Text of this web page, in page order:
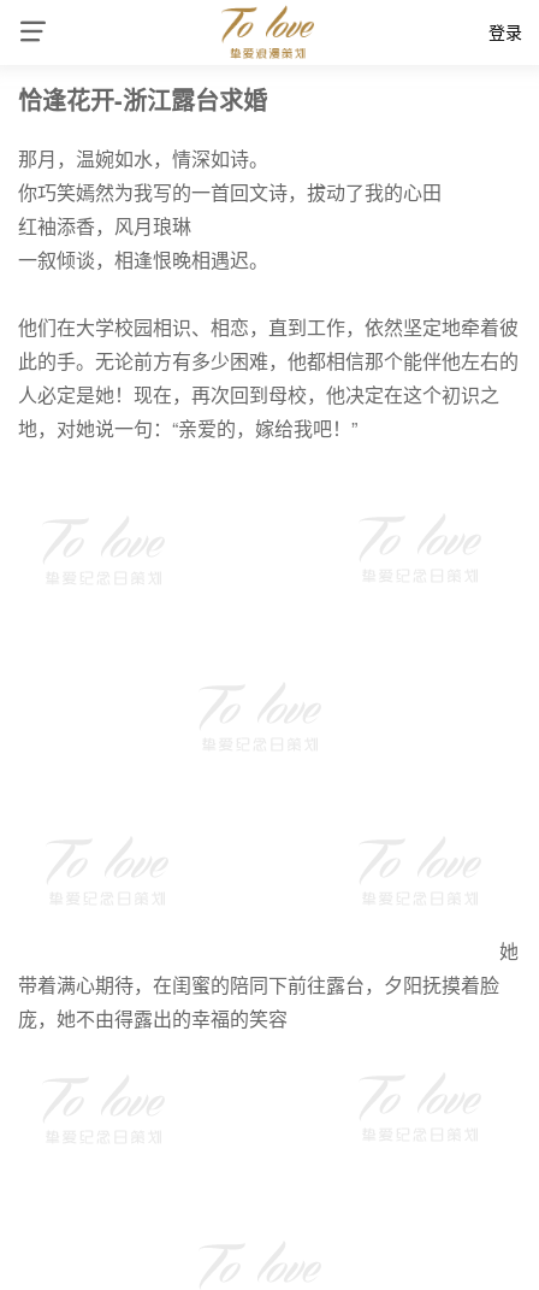
登录
恰逢花开-浙江露台求婚
那月，温婉如水，情深如诗。
你巧笑嫣然为我写的一首回文诗，拔动了我的心田
红袖添香，风月琅琳
一叙倾谈，相逢恨晚相遇迟。
他们在大学校园相识、相恋，直到工作，依然坚定地牵着彼
此的手。无论前方有多少困难，他都相信那个能伴他左右的
人必定是她！现在，再次回到母校，他决定在这个初识之
地，对她说一句：“亲爱的，嫁给我吧！”
她
带着满心期待，在闺蜜的陪同下前往露台，夕阳抚摸着脸
庞，她不由得露出的幸福的笑容